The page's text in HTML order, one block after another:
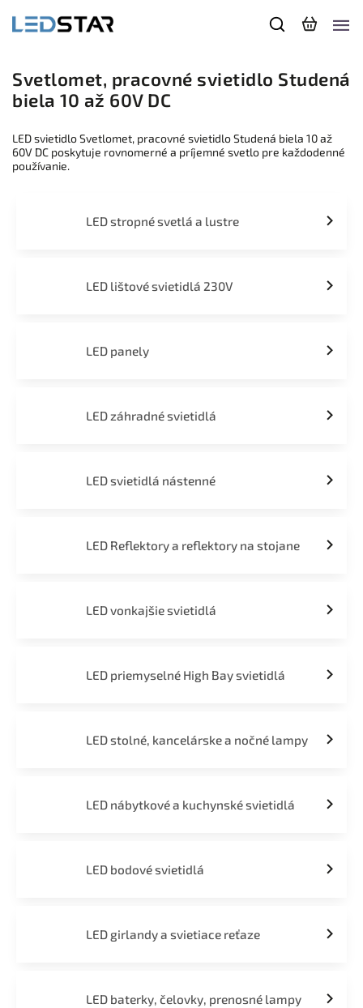
Svetlomet, pracovné svietidlo Studená
biela 10 až 60V DC
LED svietidlo Svetlomet, pracovné svietidlo Studená biela 10 až
60V DC poskytuje rovnomerné a príjemné svetlo pre každodenné
používanie.
LED stropné svetlá a lustre
LED lištové svietidlá 230V
LED panely
LED záhradné svietidlá
LED svietidlá nástenné
LED Reflektory a reflektory na stojane
LED vonkajšie svietidlá
LED priemyselné High Bay svietidlá
LED stolné, kancelárske a nočné lampy
LED nábytkové a kuchynské svietidlá
LED bodové svietidlá
LED girlandy a svietiace reťaze
LED baterky, čelovky, prenosné lampy